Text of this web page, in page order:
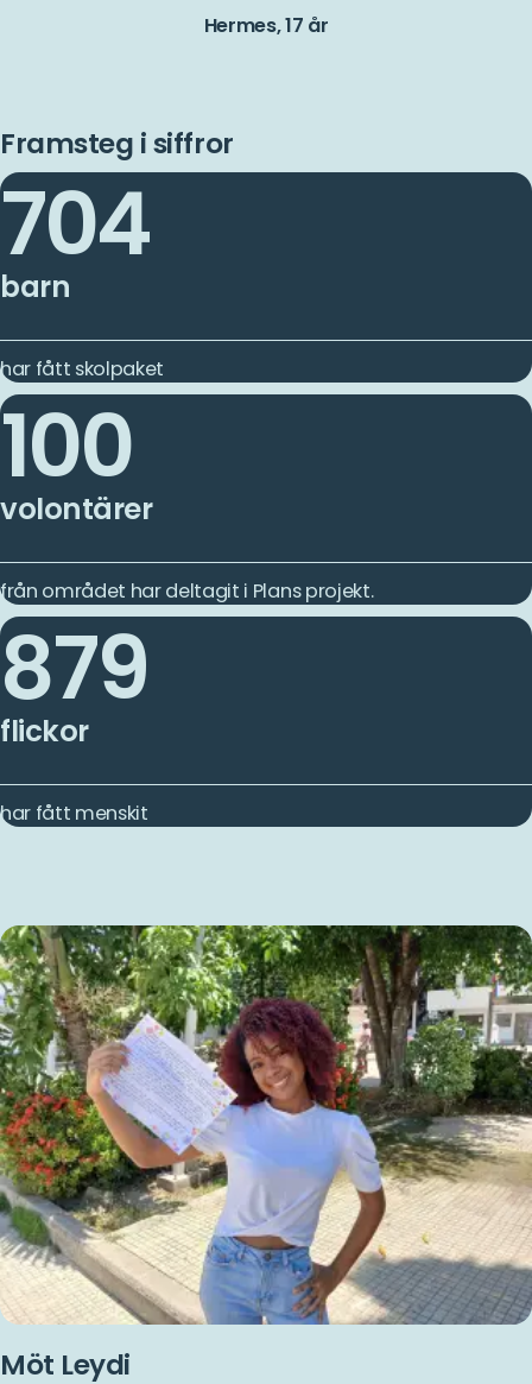
Hermes, 17 år
Framsteg i siffror
704
barn
har fått skolpaket
100
volontärer
från området har deltagit i Plans projekt.
879
flickor
har fått menskit
Möt Leydi